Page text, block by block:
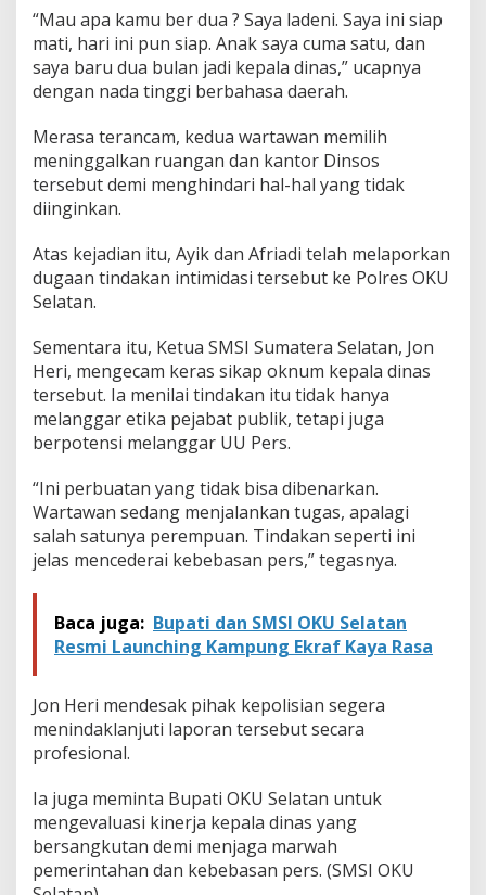
u
m
K
a
n
s
o
U
S
a
t
a
n
T
u
K
e
c
a
“Mau apa kamu ber dua ? Saya ladeni. Saya ini siap
mati, hari ini pun siap. Anak saya cuma satu, dan
saya baru dua bulan jadi kepala dinas,” ucapnya
dengan nada tinggi berbahasa daerah.
Merasa terancam, kedua wartawan memilih
meninggalkan ruangan dan kantor Dinsos
tersebut demi menghindari hal-hal yang tidak
diinginkan.
Atas kejadian itu, Ayik dan Afriadi telah melaporkan
dugaan tindakan intimidasi tersebut ke Polres OKU
Selatan.
Sementara itu, Ketua SMSI Sumatera Selatan, Jon
Heri, mengecam keras sikap oknum kepala dinas
tersebut. Ia menilai tindakan itu tidak hanya
melanggar etika pejabat publik, tetapi juga
berpotensi melanggar UU Pers.
“Ini perbuatan yang tidak bisa dibenarkan.
Wartawan sedang menjalankan tugas, apalagi
salah satunya perempuan. Tindakan seperti ini
jelas mencederai kebebasan pers,” tegasnya.
Baca juga: Bupati dan SMSI OKU Selatan
Resmi Launching Kampung Ekraf Kaya Rasa
Jon Heri mendesak pihak kepolisian segera
menindaklanjuti laporan tersebut secara
profesional.
Ia juga meminta Bupati OKU Selatan untuk
mengevaluasi kinerja kepala dinas yang
bersangkutan demi menjaga marwah
pemerintahan dan kebebasan pers. (SMSI OKU